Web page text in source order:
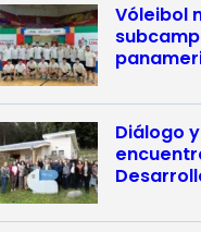
Vóleibol
Diálogo